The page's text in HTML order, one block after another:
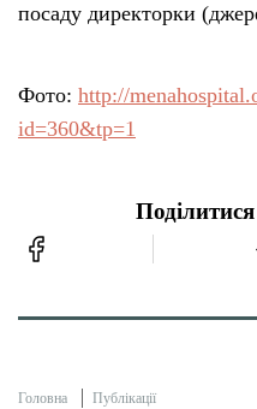
посаду директорки
Фото: http://
id=360&tp=1
Головна Публікації